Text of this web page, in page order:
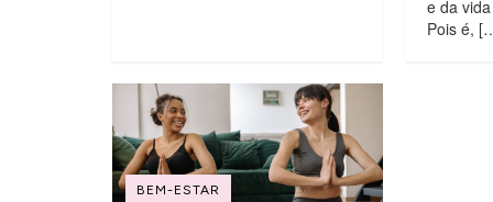
e da
Pois é,
BEM-ESTAR